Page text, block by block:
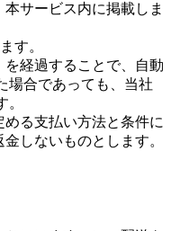
サービス内に掲載しま
す。
経過することで、自動
場合であっても、当社
る支払い方法と条件に
しないものとします。